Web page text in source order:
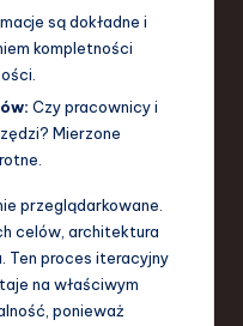
są dokładne i
kompletności
Czy pracownicy i
Mierzone
przeglądarkowane.
celów, architektura
Ten proces iteracyjny
na właściwym
ponieważ